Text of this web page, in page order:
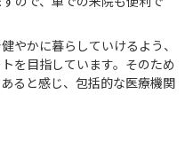
やかに暮らしていけるよう、
を目指しています。そのため
ると感じ、包括的な医療機関